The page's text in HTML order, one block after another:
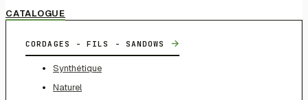
CATALOGUE
CORDAGES - FILS - SANDOWS →
Synthétique
Naturel